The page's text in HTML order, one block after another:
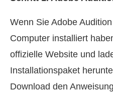
Wenn Sie Adobe
Computer installiert
offizielle Website und
Installationspaket
Download den